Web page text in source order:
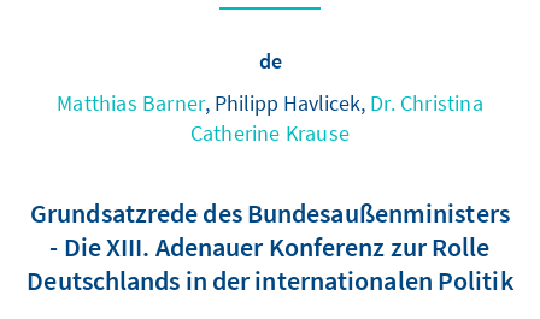
de
Matthias Barner, Philipp Havlicek, Dr. Christina
Catherine Krause
Grundsatzrede des Bundesaußenministers
- Die XIII. Adenauer Konferenz zur Rolle
Deutschlands in der internationalen Politik